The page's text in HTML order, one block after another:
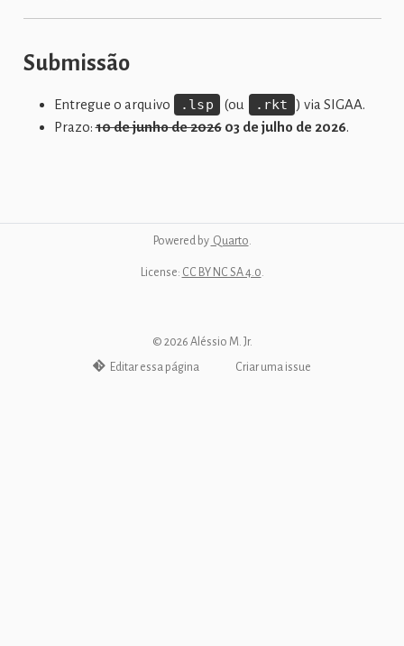
Submissão
Entregue o arquivo .lsp (ou .rkt
) via SIGAA.
Prazo:10 de junho de 2026 03 de julho de 2026.
Powered by Quarto
© 2026 Aléssio M. Jr.
Editar essa página
Criar uma issue
License: CC BY NC SA 4.0